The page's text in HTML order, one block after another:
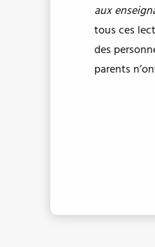
aux
tous ces
des
parents